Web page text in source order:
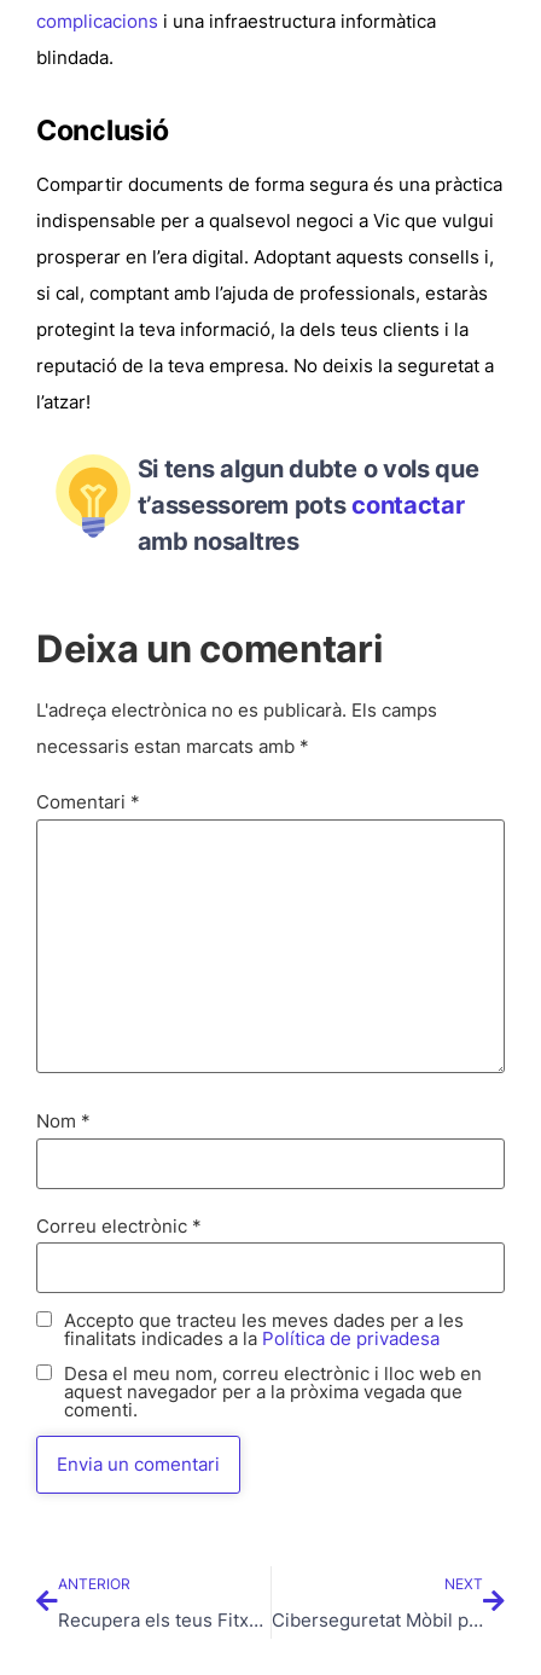
complicacions i una infraestructura informàtica
blindada.
Conclusió
Compartir documents de forma segura és una pràctica
indispensable per a qualsevol negoci a Vic que vulgui
prosperar en l’era digital. Adoptant aquests consells i,
si cal, comptant amb l’ajuda de professionals, estaràs
protegint la teva informació, la dels teus clients i la
reputació de la teva empresa. No deixis la seguretat a
l’atzar!
Si tens algun dubte o vols que
t’assessorem potscontactar
amb nosaltres
Deixa un comentari
L'adreça electrònica no es publicarà. Els camps
necessaris estan marcats amb *
Comentari *
Nom *
Correu electrònic *
Accepto que tracteu les meves dades per a les
finalitats indicades a la Política de privadesa
Desa el meu nom, correu electrònic i lloc web en
aquest navegador per a la pròxima vegada que
comenti.
ANTERIOR
Recupera els teus Fitxers Eliminats al Núvol a Vic: Guia Pràctica per a Empreses Locals
NEXT
Ciberseguretat Mòbil per Empreses de Vic: Protegeix el teu Negoci d’Amenaces Digitals